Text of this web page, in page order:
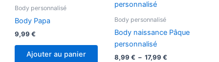
Body personnalisé
Body Papa
9,99 €
Ajouter au panier
Body personnalisé
Body naissance Pâque
personnalisé
8,99 € – 17,99 €
17,99 €